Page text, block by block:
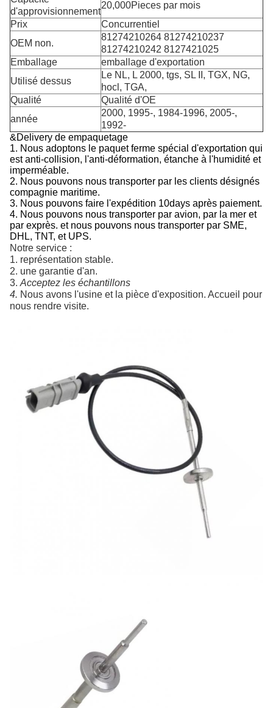
d'approvisionnement
20,000Pieces par mois
Prix
Concurrentiel
OEM non.
81274210264 81274210237
81274210242 8127421025
Emballage
emballage d'exportation
Utilisé dessus
Le NL, L 2000, tgs, SL II, TGX, NG,
hocl, TGA,
Qualité
Qualité d'OE
année
2000, 1995-, 1984-1996, 2005-,
1992-
&Delivery de empaquetage
1. Nous adoptons le paquet ferme spécial d'exportation qui
est anti-collision, l'anti-déformation, étanche à l'humidité et
imperméable.
2. Nous pouvons nous transporter par les clients désignés
compagnie maritime.
3. Nous pouvons faire l'expédition 10days après paiement.
4. Nous pouvons nous transporter par avion, par la mer et
par exprès. et nous pouvons nous transporter par SME,
DHL, TNT, et UPS.
Notre service :
1. représentation stable.
2. une garantie d'an.
3. Acceptez les échantillons
4. Nous avons l'usine et la pièce d'exposition. Accueil pour
nous rendre visite.